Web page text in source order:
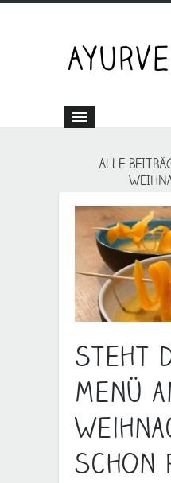
ALLE
Steht
Menü
schon